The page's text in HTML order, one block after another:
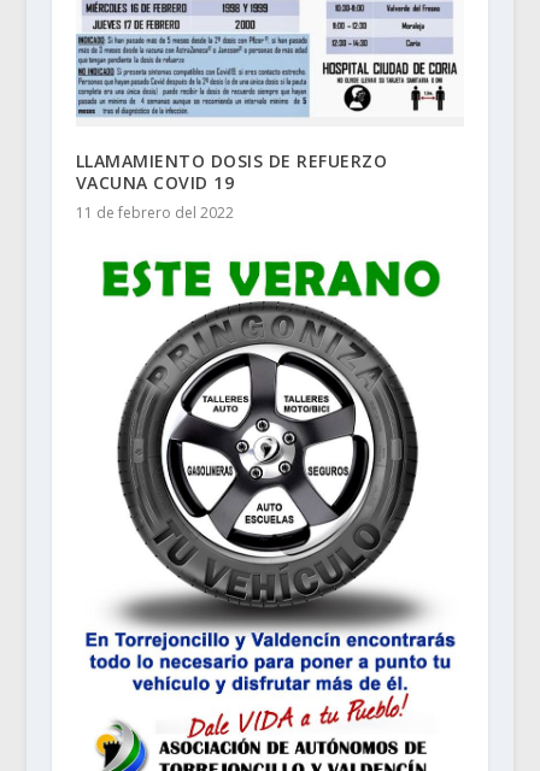
LLAMAMIENTO DOSIS DE REFUERZO
VACUNA COVID 19
11 de febrero del 2022